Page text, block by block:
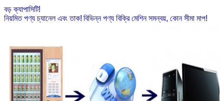
বড় ক্যাপাসিটি!
নিয়মিত পণ্য চ্যানেল এবং তাক! বিভিন্ন পণ্য বিক্রি মেশিন সমন্বয়, কোন সীমা মাপ!